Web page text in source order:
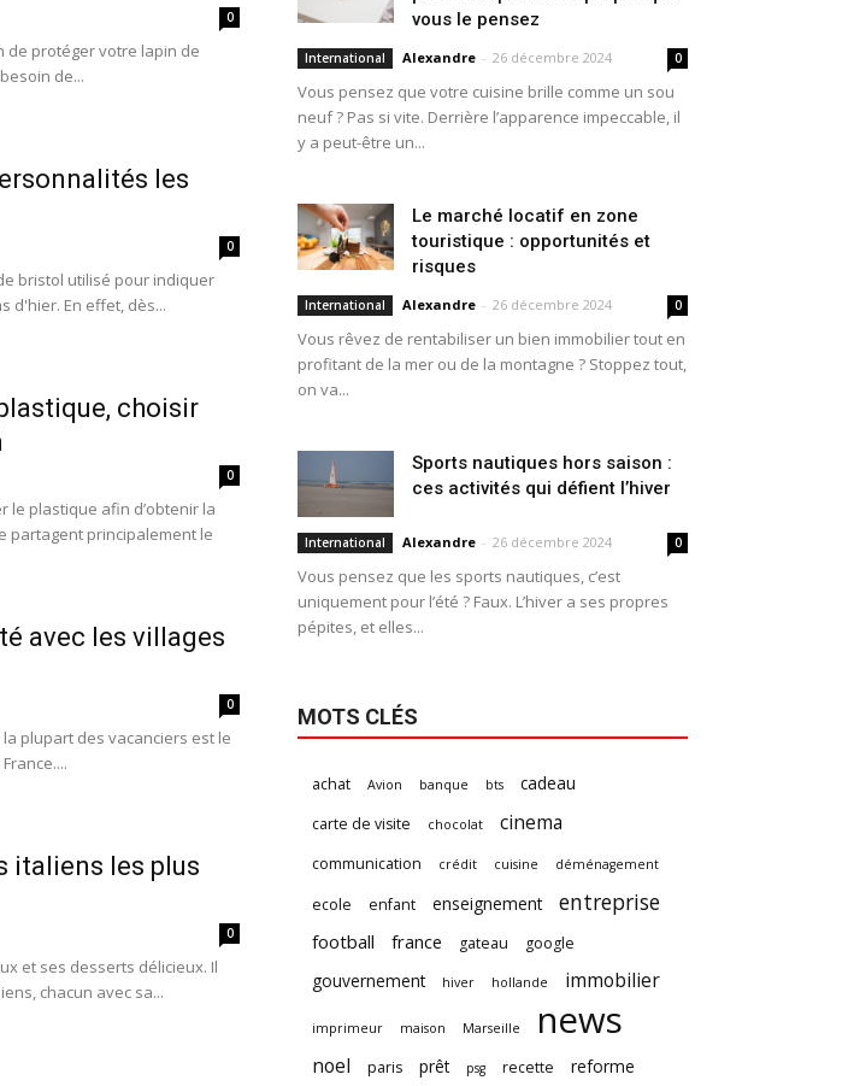
0
de protéger votre lapin de
de...
les
0
bristol utilisé pour indiquer
d'hier. En effet, dès...
choisir
0
le plastique afin d’obtenir la
partagent principalement le
avec les villages
0
plupart des vacanciers est le
italiens les plus
0
et ses desserts délicieux. Il
chacun avec sa...
vous le pensez
International Alexandre - 26 décembre 2024 0
Vous pensez que votre cuisine brille comme un sou
neuf ? Pas si vite. Derrière l’apparence impeccable, il
y a peut-être un...
Le marché locatif en zone
touristique : opportunités et
risques
International Alexandre - 26 décembre 2024 0
Vous rêvez de rentabiliser un bien immobilier tout en
profitant de la mer ou de la montagne ? Stoppez tout,
on va...
Sports nautiques hors saison :
ces activités qui défient l’hiver
International Alexandre - 26 décembre 2024 0
Vous pensez que les sports nautiques, c’est
uniquement pour l’été ? Faux. L’hiver a ses propres
pépites, et elles...
MOTS CLÉS
achat Avion banque bts cadeau
carte de visite chocolat cinema
communication crédit cuisine déménagement
ecole enfant enseignement entreprise
football france gateau google
gouvernement hiver hollande immobilier
imprimeur maison Marseille news
noel paris prêt psg recette reforme